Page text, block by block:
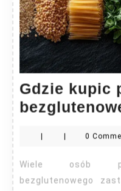
Gdzie kupic
0
Wiele osób poszukujących pieczywa
bezglutenowego